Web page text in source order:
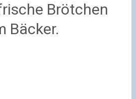
Brötchen
Bäcker.